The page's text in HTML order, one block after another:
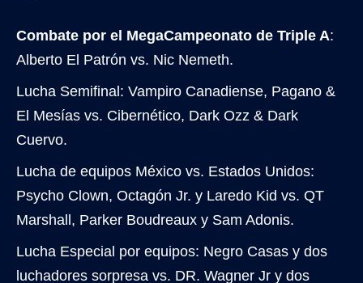
Combate por el MegaCampeonato de Triple A:
Alberto El Patrón vs. Nic Nemeth.
Lucha Semifinal: Vampiro Canadiense, Pagano &
El Mesías vs. Cibernético, Dark Ozz & Dark
Cuervo.
Lucha de equipos México vs. Estados Unidos:
Psycho Clown, Octagón Jr. y Laredo Kid vs. QT
Marshall, Parker Boudreaux y Sam Adonis.
Lucha Especial por equipos: Negro Casas y dos
luchadores sorpresa vs. DR. Wagner Jr y dos